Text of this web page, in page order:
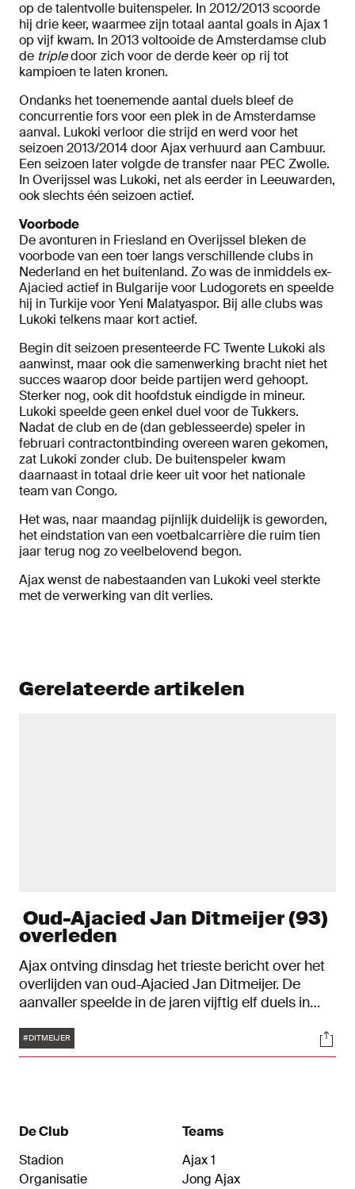
op de talentvolle buitenspeler. In 2012/2013 scoorde
hij drie keer, waarmee zijn totaal aantal goals in Ajax 1
op vijf kwam. In 2013 voltooide de Amsterdamse club
de tripledoor zich voor de derde keer op rij tot
kampioen te laten kronen.
Ondanks het toenemende aantal duels bleef de
concurrentie fors voor een plek in de Amsterdamse
aanval. Lukoki verloor die strijd en werd voor het
seizoen 2013/2014 door Ajax verhuurd aan Cambuur.
Een seizoen later volgde de transfer naar PEC Zwolle.
In Overijssel was Lukoki, net als eerder in Leeuwarden,
ook slechts één seizoen actief.
Voorbode
De avonturen in Friesland en Overijssel bleken de
voorbode van een toer langs verschillende clubs in
Nederland en het buitenland. Zo was de inmiddels ex-
Ajacied actief in Bulgarije voor Ludogorets en speelde
hij in Turkije voor Yeni Malatyaspor. Bij alle clubs was
Lukoki telkens maar kort actief.
Begin dit seizoen presenteerde FC Twente Lukoki als
aanwinst, maar ook die samenwerking bracht niet het
succes waarop door beide partijen werd gehoopt.
Sterker nog, ook dit hoofdstuk eindigde in mineur.
Lukoki speelde geen enkel duel voor de Tukkers.
Nadat de club en de (dan geblesseerde) speler in
februari contractontbinding overeen waren gekomen,
zat Lukoki zonder club. De buitenspeler kwam
daarnaast in totaal drie keer uit voor het nationale
team van Congo.
Het was, naar maandag pijnlijk duidelijk is geworden,
het eindstation van een voetbalcarrière die ruim tien
jaar terug nog zo veelbelovend begon.
Ajax wenst de nabestaanden van Lukoki veel sterkte
met de verwerking van dit verlies.
Gerelateerde artikelen
Oud-Ajacied Jan Ditmeijer (93)
overleden
Ajax ontving dinsdag het trieste bericht over het
overlijden van oud-Ajacied Jan Ditmeijer. De
aanvaller speelde in de jaren vijftig elf duels in
jaar geworden.
Tags
#DITMEIJER
De Club
Stadion
Organisatie
Teams
Ajax 1
Jong Ajax